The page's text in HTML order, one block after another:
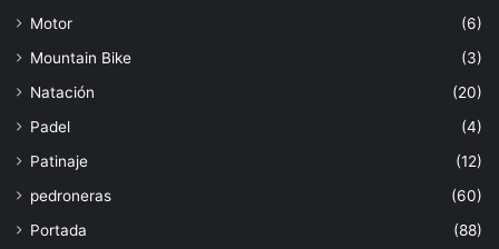
Motor
(6)
Mountain Bike
(3)
Natación
(20)
Padel
(4)
Patinaje
(12)
pedroneras
(60)
Portada
(88)